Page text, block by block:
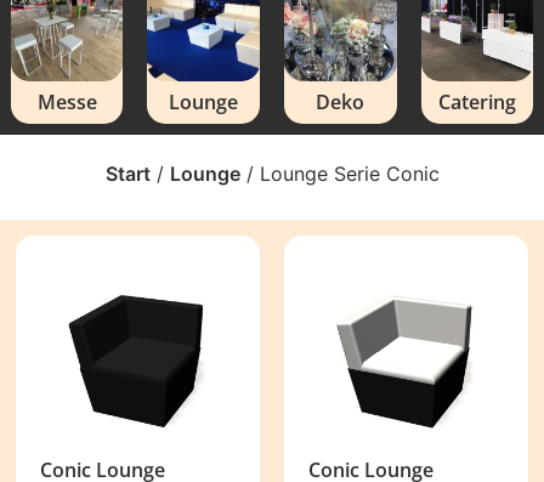
Messe Lounge Deko Catering
Start/ Lounge/ Lounge Serie Conic
Conic Lounge
Conic Lounge